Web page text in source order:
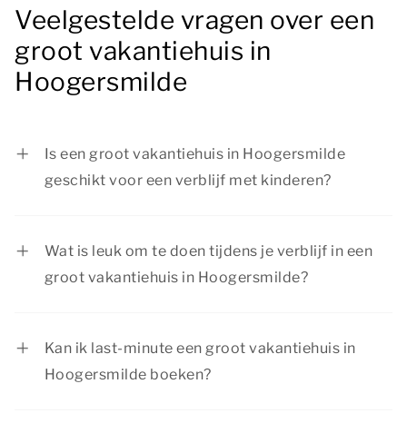
Veelgestelde vragen over een
groot vakantiehuis in
Hoogersmilde
Is een groot vakantiehuis in Hoogersmilde
geschikt voor een verblijf met kinderen?
activiteiten te beleven voor jong en oud.
Wat is leuk om te doen tijdens je verblijf in een
groot vakantiehuis in Hoogersmilde?
Kan ik last-minute een groot vakantiehuis in
Hoogersmilde boeken?